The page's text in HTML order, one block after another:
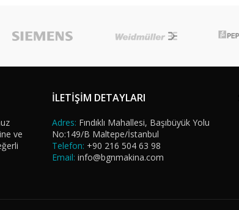
ve
İLETİŞİM DETAYLARI
Adres: Fındıklı Mahallesi, Başıbüyük Yolu
No:149/B Maltepe/İstanbul
Telefon: +90 216 504 63 98
Email: info@bgnmakina.com